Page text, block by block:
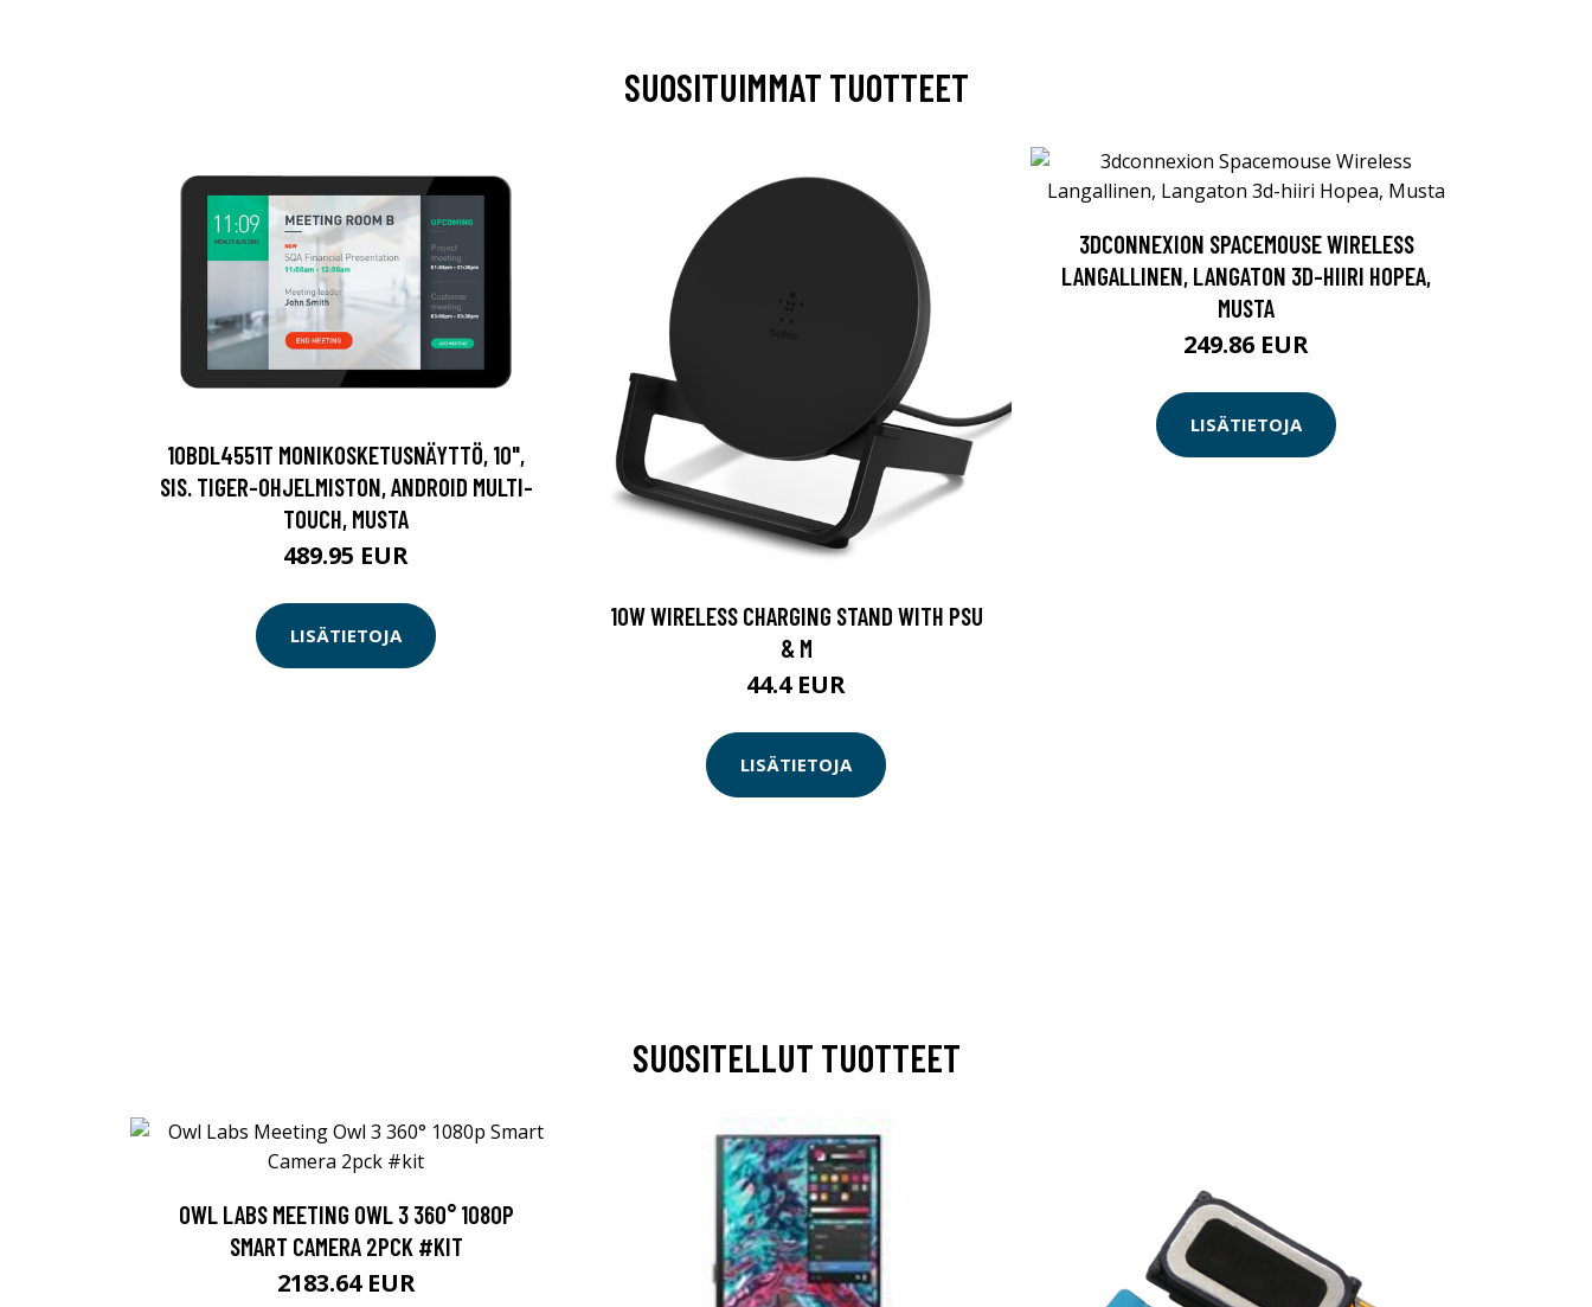
SUOSITUIMMAT TUOTTEET
10BDL4551T MONIKOSKETUSNÄYTTÖ, 10",
SIS. TIGER-OHJELMISTON, ANDROID MULTI-
TOUCH, MUSTA
489.95 EUR
LISÄTIETOJA
10W WIRELESS CHARGING STAND WITH PSU
& M
44.4 EUR
LISÄTIETOJA
3DCONNEXION SPACEMOUSE WIRELESS
LANGALLINEN, LANGATON 3D-HIIRI HOPEA,
MUSTA
249.86 EUR
LISÄTIETOJA
SUOSITELLUT TUOTTEET
OWL LABS MEETING OWL 3 360° 1080P
SMART CAMERA 2PCK #KIT
2183.64 EUR